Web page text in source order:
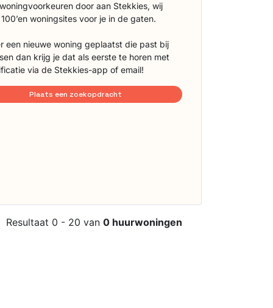
door aan Stekkies, wij
woningsites voor je in de gaten.
een nieuwe woning geplaatst die past bij
dan krijg je dat als eerste te horen met
via de Stekkies-app of email!
Plaats een zoekopdracht
Resultaat 0 - 20 van 0 huurwoningen